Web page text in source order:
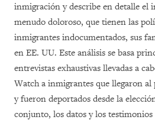
inmigración y describe en detalle el
menudo doloroso, que tienen las
inmigrantes indocumentados, sus
en EE. UU. Este análisis se basa
entrevistas exhaustivas llevadas a
Watch a inmigrantes que llegaron al
y fueron deportados desde la
conjunto, los datos y los